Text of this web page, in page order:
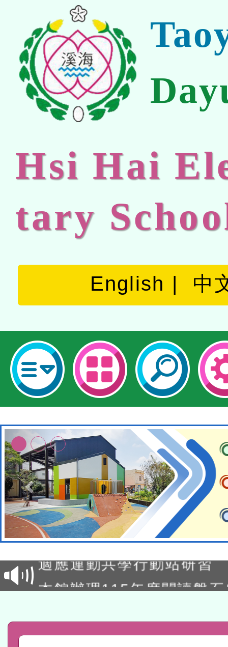
Hsi Hai
tary
English 中
本校115學年度第2次代理
本館辦理115年度閱讀磐
程
A3數位素養講師名單